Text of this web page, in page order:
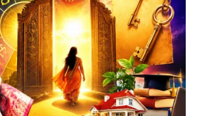
గర్భం రావాలి అనుకునేవారు